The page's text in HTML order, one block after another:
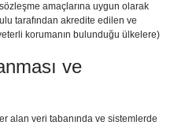
amaçlarına uygun olarak
tarafından akredite edilen ve
korumanın bulunduğu ülkelere)
ve
alan veri tabanında ve sistemlerde